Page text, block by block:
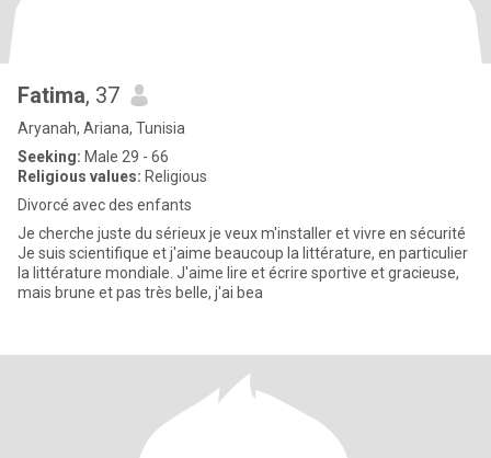
Fatima, 37
Aryanah, Ariana, Tunisia
Seeking: Male 29 - 66
Religious values: Religious
Divorcé avec des enfants
Je cherche juste du sérieux je veux m'installer et vivre en sécurité
Je suis scientifique et j'aime beaucoup la littérature, en particulier
la littérature mondiale. J'aime lire et écrire sportive et gracieuse,
mais brune et pas très belle, j'ai bea